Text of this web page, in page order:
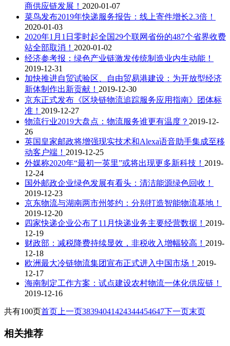
商供应链发展！ 2020-01-07
菜鸟发布2019年快递服务报告：线上寄件增长2.3倍！
2020-01-03
2020年1月1日零时起全国29个联网省份的487个省界收费
站全部取消！ 2020-01-02
经济参考报：绿色产业链激发传统制造业内生动能！
2019-12-31
加快推进自贸试验区、自由贸易港建设：为开放型经济
新体制作出新贡献！ 2019-12-30
京东正式发布《区块链物流追踪服务应用指南》团体标
准！ 2019-12-27
物流行业2019大盘点：物流服务谁更有温度？ 2019-12-
26
英国皇家邮政将增强现实技术和Alexa语音助手集成至移
动客户端！ 2019-12-25
外媒称2020年“最初一英里”或将出现更多新科技！ 2019-
12-24
国外邮政企业绿色发展有看头：清洁能源绿色回收！
2019-12-23
京东物流与湖南两市州签约：分别打造智能物流基地！
2019-12-20
四家快递企业公布了11月快递业务主要经营数据！ 2019-
12-19
财政部：减税降费持续显效，非税收入增幅较高！ 2019-
12-18
欧洲最大冷链物流集团宣布正式进入中国市场！ 2019-
12-17
海南制定工作方案：试点建设农村物流一体化供应链！
2019-12-16
共有100页首页 上一页38394041424344454647下一页末页
相关推荐